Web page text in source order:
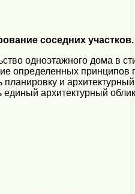
соседних участков.
одноэтажного дома в
определенных принципов
планировку и
единый архитектурный